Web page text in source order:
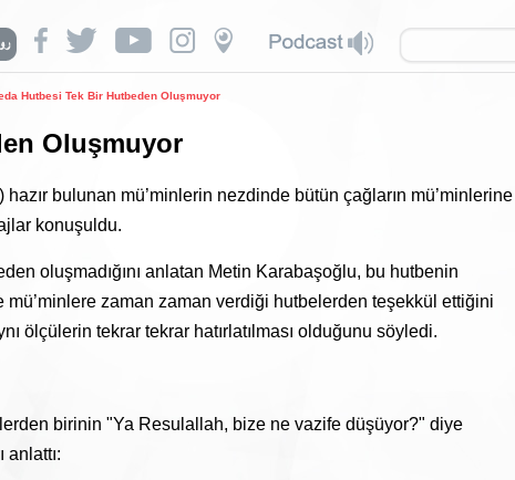
Hutbesi Tek Bir Hutbeden Oluşmuyor
Oluşmuyor
bulunan mü’minlerin nezdinde bütün çağların mü’minlerine
konuşuldu.
oluşmadığını anlatan Metin Karabaşoğlu, bu hutbenin
mü’minlere zaman zaman verdiği hutbelerden teşekkül ettiğini
ölçülerin tekrar tekrar hatırlatılması olduğunu söyledi.
birinin "Ya Resulallah, bize ne vazife düşüyor?" diye
anlattı: